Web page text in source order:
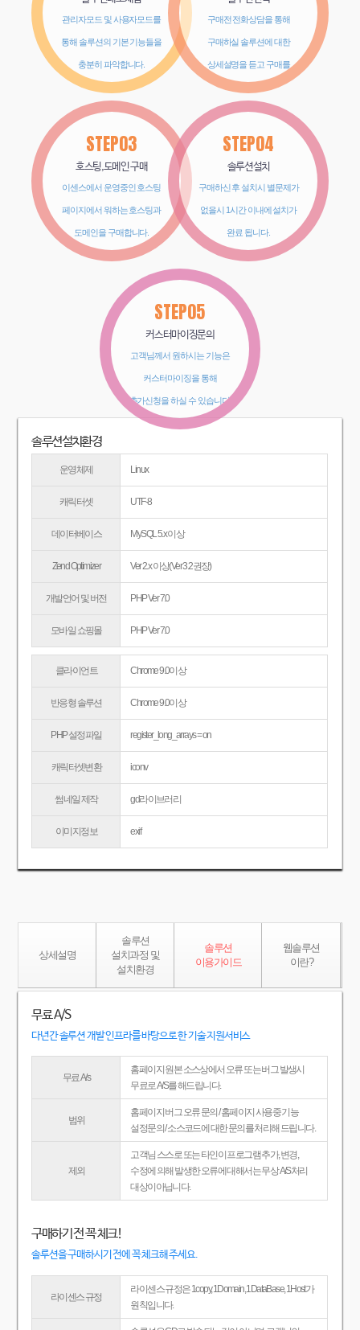
관리자모드 및 사용자모드를
통해 솔루션의 기본 기능들을
충분히 파악합니다.
구매전 전화상담을 통해
구매하실 솔루션에 대한
상세설명을 듣고 구매를
STEP03
호스팅,도메인 구매
이센스에서 운영중인 호스팅
페이지에서 워하는 호스팅과
도메인을 구매합니다.
STEP04
솔루션설치
구매하신 후 설치시 별문제가
없을시 1시간 이내에 설치가
완료 됩니다.
STEP05
커스터마이징문의
고객님께서 원하시는 기능은
커스터마이징을 통해
추가신청을 하실 수 있습니다.
솔루션설치환경
운영체제 Linux
캐릭터셋 UTF-8
데이터베이스 MySQL 5.x 이상
Zend Optimizer Ver 2.x 이상(Ver 3.2권장)
개발언어 및 버전 PHP Ver 7.0
모바일 쇼핑몰 PHP Ver 7.0
클라이언트 Chrome 9.0이상
반응형 솔루션 Chrome 9.0이상
PHP 설정파일 register_long_arrays = on
캐릭터셋변환 iconv
썸네일 제작 gd라이브러리
이미지정보 exif
상세설명
솔루션
설치과정 및
설치환경
솔루션
이용가이드
웹솔루션
이란?
무료 A/S
다년간 솔루션 개발 인프라를 바탕으로 한 기술 지원서비스
무료 A/s
홈페이지 원본 소스상에서 오류 또는 버그 발생시
무료로 A/S를 해드립니다.
범위
홈페이지 버그 오류 문의 / 홈페이지 사용중 기능
설정문의 / 소스코드에 대한 문의를 처리해 드립니다.
제외
고객님 스스로 또는 타인이 프로그램 추가, 변경,
수정에 의해 발생한 오류에 대해서는 무상 A/S처리
대상이아닙니다.
구매하기 전 꼭 체크!
솔루션을 구매하시기 전에 꼭 체크해 주세요.
라이센스 규정
라이센스 규정은 1copy, 1Domain, 1DataBase, 1Host가
원칙입니다.